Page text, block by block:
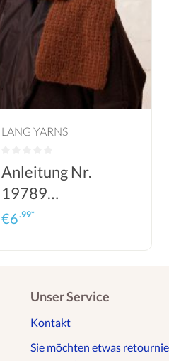
LANG YARNS
Anleitung Nr.
19789
Kapuzenschal
Lama (Lang Yarns)
€6.99*
Unser Service
Kontakt
Sie möchten etwas